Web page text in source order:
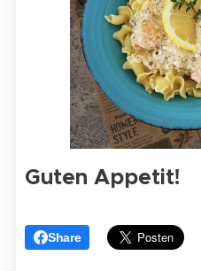
Guten Appetit!
Share